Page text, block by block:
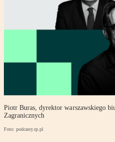
Piotr Buras, dyrektor warszawskiego
Zagranicznych
Foto: podcasty.rp.pl